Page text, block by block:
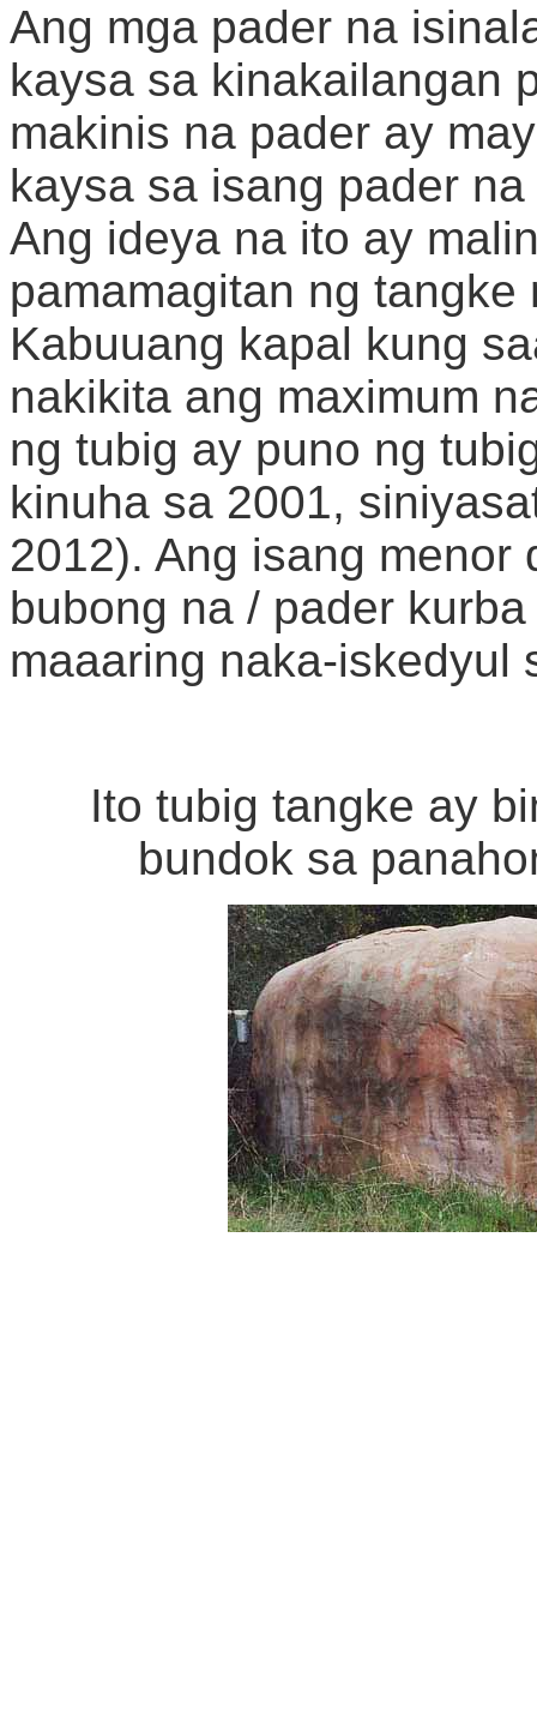
Ang mga pader na
kaysa sa kinakailangan
makinis na pader ay
kaysa sa isang pader
Ang ideya na ito ay
pamamagitan ng
Kabuuang kapal kung
nakikita ang maximum
ng tubig ay puno ng
kinuha sa 2001,
2012). Ang isang menor
bubong na / pader
maaaring naka-iskedyul
Ito tubig tangke ay
bundok sa